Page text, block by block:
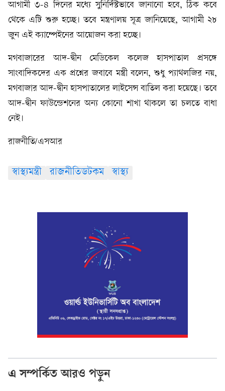
আগামী ৩-৪ দিনের মধ্যে সুনির্দিষ্টভাবে জানানো হবে, ঠিক কবে
থেকে এটি শুরু হচ্ছে। তবে মন্ত্রণালয় সূত্র জানিয়েছে, আগামী ২৮
জুন এই ক্যাম্পেইনের আয়োজন করা হচ্ছে।
মগবাজারের আদ-দ্বীন মেডিকেল কলেজ হাসপাতাল প্রসঙ্গে
সাংবাদিকদের এক প্রশ্নের জবাবে মন্ত্রী বলেন, শুধু প্যাথলজির নয়,
মগবাজার আদ-দ্বীন হাসপাতালের লাইসেন্স বাতিল করা হয়েছে। তবে
আদ-দ্বীন ফাউন্ডেশনের অন্য কোনো শাখা থাকলে তা চলতে বাধা
নেই।
রাজনীতি/এসআর
স্বাস্থ্যমন্ত্রী রাজনীতিডটকম স্বাস্থ্য
এ সম্পর্কিত আরও পড়ুন